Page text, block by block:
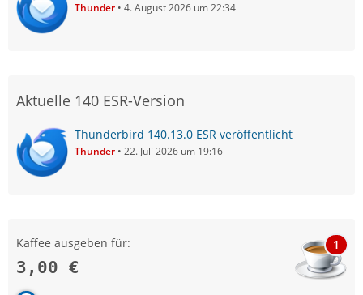
Thunder 4. August 2026 um 22:34
Aktuelle 140 ESR-Version
Thunderbird 140.13.0 ESR veröffentlicht
Thunder 22. Juli 2026 um 19:16
Kaffee ausgeben für:
3,00 €
1